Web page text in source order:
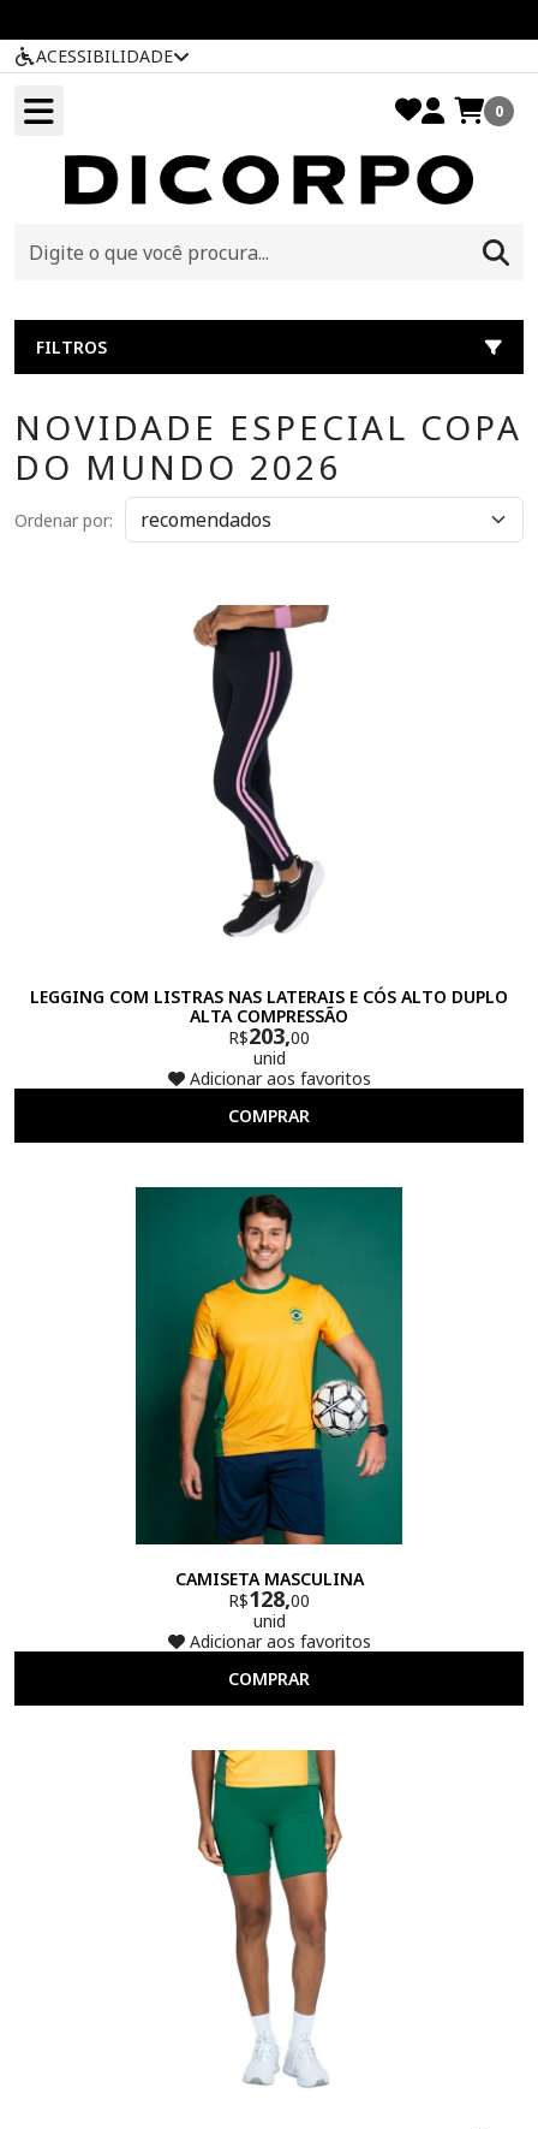
ACESSIBILIDADE
0
FILTROS
NOVIDADE ESPECIAL COPA
DO MUNDO 2026
Ordenar por:
LEGGING COM LISTRAS NAS LATERAIS E CÓS ALTO DUPLO
ALTA COMPRESSÃO
R$203,00
unid
Adicionar aos favoritos
COMPRAR
CAMISETA MASCULINA
R$128,00
unid
Adicionar aos favoritos
COMPRAR